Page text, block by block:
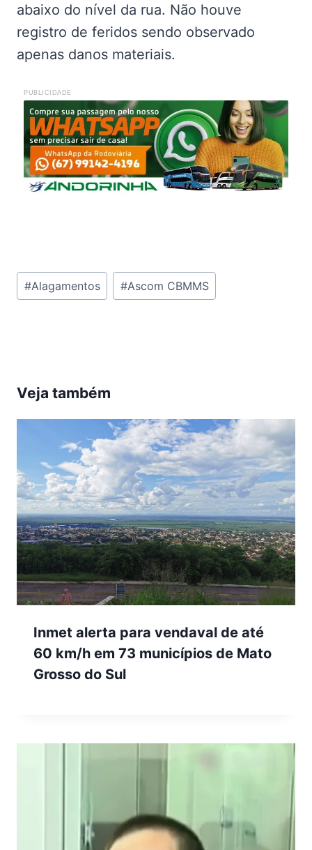
abaixo do nível da rua. Não houve
registro de feridos sendo observado
apenas danos materiais.
PUBLICIDADE
Tags
do
#Alagamentos #Ascom CBMMS
Veja também
Inmet alerta para vendaval de até
60 km/h em 73 municípios de Mato
Grosso do Sul